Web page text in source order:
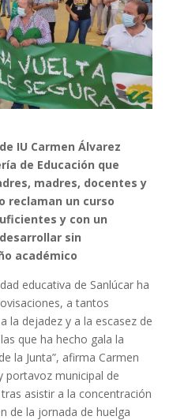
IU Carmen Álvarez
de Educación que
madres, docentes y
reclaman un curso
y con un
sin
académico
educativa de Sanlúcar ha
a tantos
la dejadez y a la escasez de
que ha hecho gala la
la Junta”, afirma Carmen
portavoz municipal de
asistir a la concentración
de la jornada de huelga